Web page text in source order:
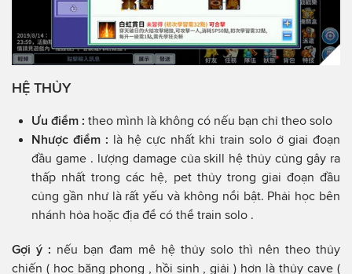
HỆ THỦY
Ưu điểm : theo mình là không có nếu bạn chỉ theo solo
Nhược điểm : là hệ cực nhất khi train solo ở giai đoạn
đầu game . lượng damage của skill hệ thủy củng gây ra
thấp nhất trong các hệ, pet thủy trong giai đoạn đầu
củng gần như là rất yếu và không nổi bật. Phải học bên
nhánh hỏa hoặc địa để có thể train solo .
Gợi ý : nếu bạn đam mê hệ thủy solo thì nên theo thủy
chiến ( học băng phong , hồi sinh , giải ) hơn là thủy cave (